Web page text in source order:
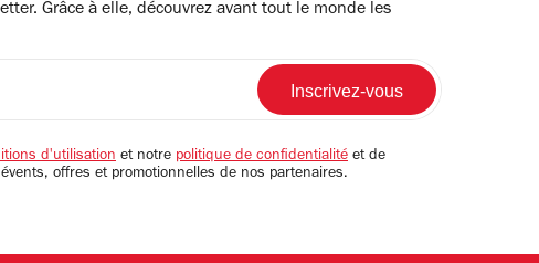
Grâce à elle, découvrez avant tout le monde les
d'utilisation et notre politique de confidentialité et de
offres et promotionnelles de nos partenaires.